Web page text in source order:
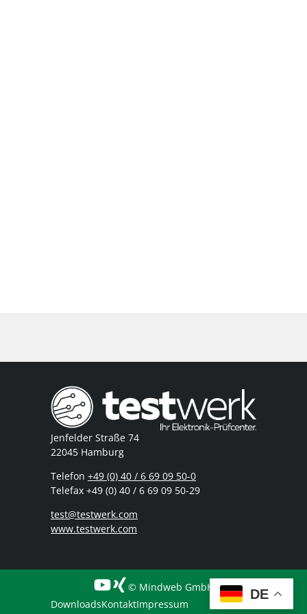
Jenfelder Straße 74
22045 Hamburg
Telefon +49 (0) 40 / 6 69 09 50-0
Telefax +49 (0) 40 / 6 69 09 50-29
test@testwerk.com
www.testwerk.com
© Mindweb GmbH
DownloadsKontaktImpressum
DE